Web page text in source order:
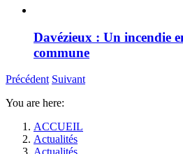
Davézieux : Un incendie
commune
Précédent Suivant
You are here:
ACCUEIL
Actualités